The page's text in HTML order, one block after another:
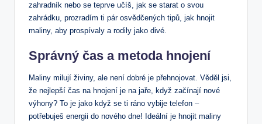
zahradník nebo se teprve učíš, jak se starat o svou
zahrádku, prozradím ti pár osvědčených tipů, jak hnojit
maliny, aby prospívaly a rodily jako divé.
Správný čas a metoda hnojení
Maliny milují živiny, ale není dobré je přehnojovat. Věděl jsi,
že nejlepší čas na hnojení je na jaře, když začínají nové
výhony? To je jako když se ti ráno vybije telefon –
potřebuješ energii do nového dne! Ideální je hnojit maliny